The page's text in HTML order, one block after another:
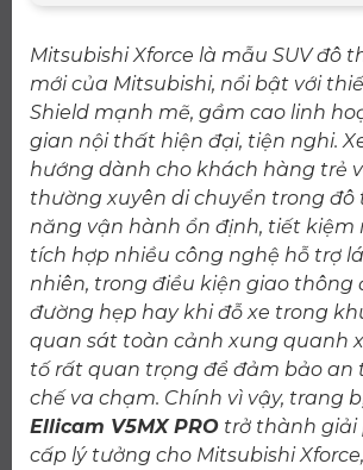
Mitsubishi Xforce là mẫu SUV đô
mới của Mitsubishi, nổi bật với
Shield mạnh mẽ, gầm cao linh
gian nội thất hiện đại, tiện nghi.
hướng dành cho khách hàng trẻ
thường xuyên di chuyển trong đô
năng vận hành ổn định, tiết kiệm
tích hợp nhiều công nghệ hỗ trợ
nhiên, trong điều kiện giao thông
đường hẹp hay khi đỗ xe trong
quan sát toàn cảnh xung quanh
tố rất quan trọng để đảm bảo an
chế va chạm. Chính vì vậy, trang
Ellicam V5MX PRO trở thành
cấp lý tưởng cho Mitsubishi